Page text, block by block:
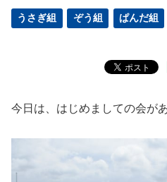
うさぎ組 ぞう組 ぱんだ組
今日は、はじめましての会が